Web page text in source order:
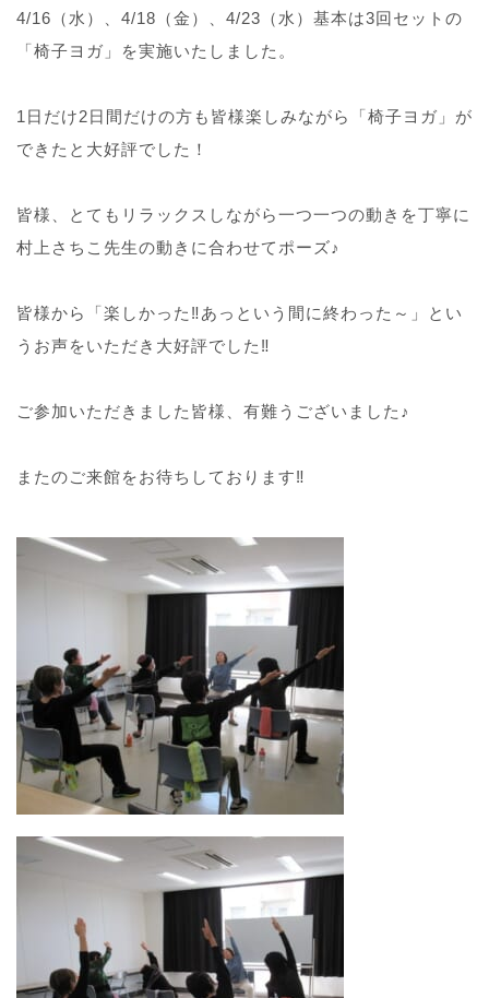
4/16（水）、4/18（金）、4/23（水）基本は3回セットの
「椅子ヨガ」を実施いたしました。
1日だけ2日間だけの方も皆様楽しみながら「椅子ヨガ」が
できたと大好評でした！
皆様、とてもリラックスしながら一つ一つの動きを丁寧に
村上さちこ先生の動きに合わせてポーズ♪
皆様から「楽しかった‼あっという間に終わった～」とい
うお声をいただき大好評でした‼
ご参加いただきました皆様、有難うございました♪
またのご来館をお待ちしております‼